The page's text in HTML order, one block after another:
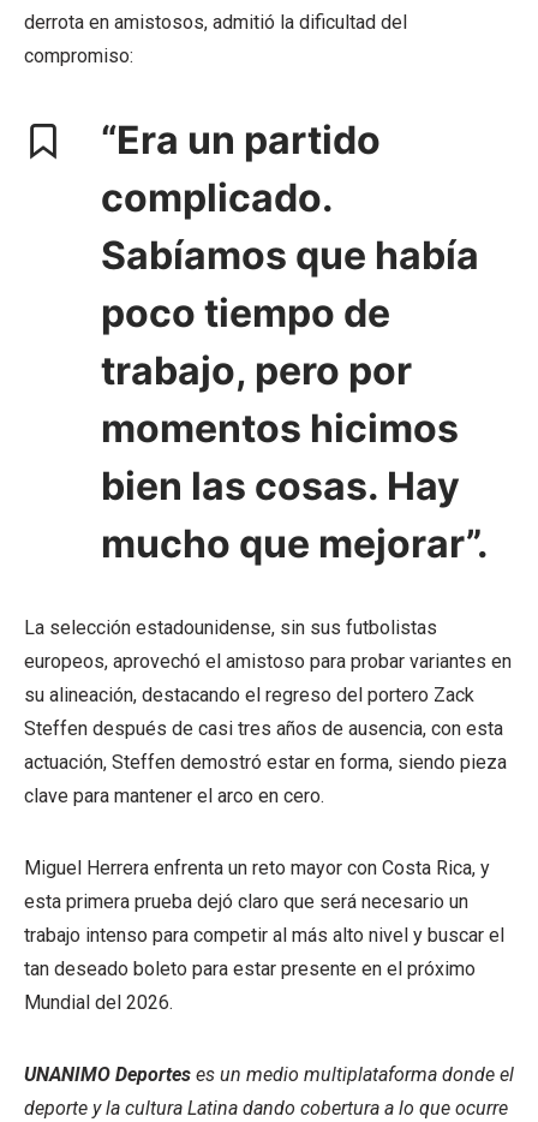
derrota en amistosos, admitió la dificultad del
compromiso:
“Era un partido
complicado.
Sabíamos que había
poco tiempo de
trabajo, pero por
momentos hicimos
bien las cosas. Hay
mucho que mejorar”.
La selección estadounidense, sin sus futbolistas
europeos, aprovechó el amistoso para probar variantes en
su alineación, destacando el regreso del portero Zack
Steffen después de casi tres años de ausencia, con esta
actuación, Steffen demostró estar en forma, siendo pieza
clave para mantener el arco en cero.
Miguel Herrera enfrenta un reto mayor con Costa Rica, y
esta primera prueba dejó claro que será necesario un
trabajo intenso para competir al más alto nivel y buscar el
tan deseado boleto para estar presente en el próximo
Mundial del 2026.
UNANIMO Deportes es un medio multiplataforma donde el
deporte y la cultura Latina dando cobertura a lo que ocurre